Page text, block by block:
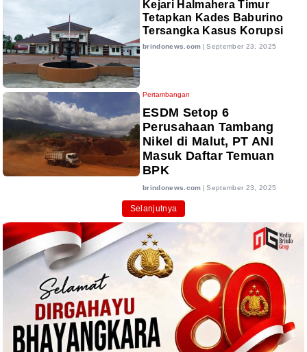
Kejari Halmahera Timur
Tetapkan Kades Baburino
Tersangka Kasus Korupsi
brindonews.com | September 23, 2025
Pertambangan
ESDM Setop 6
Perusahaan Tambang
Nikel di Malut, PT ANI
Masuk Daftar Temuan
BPK
brindonews.com | September 23, 2025
Selanjutnya